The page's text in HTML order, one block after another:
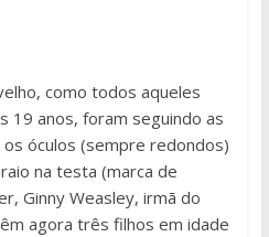
como todos aqueles
19 anos, foram seguindo as
óculos (sempre redondos)
na testa (marca de
Ginny Weasley, irmã do
agora três filhos em idade